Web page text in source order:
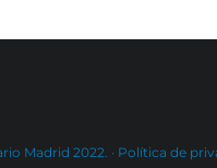
Madrid 2022. · Política de